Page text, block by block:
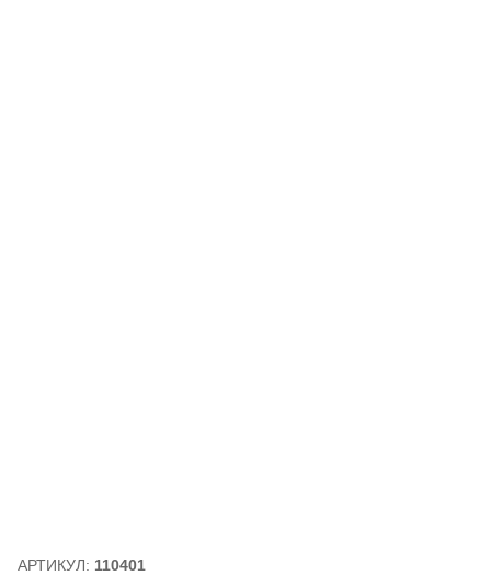
АРТИКУЛ: 110401